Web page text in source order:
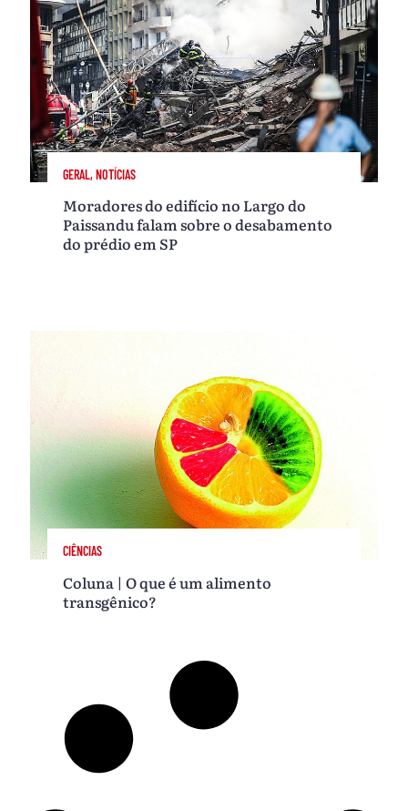
GERAL, NOTÍCIAS
Moradores do edifício no Largo do
Paissandu falam sobre o desabamento
do prédio em SP
CIÊNCIAS
Coluna | O que é um alimento
transgênico?